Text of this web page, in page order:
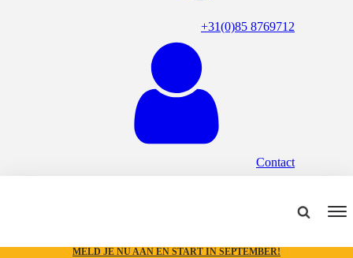
+31(0)85 8769712
Contact
MELD JE NU AAN EN START IN SEPTEMBER!